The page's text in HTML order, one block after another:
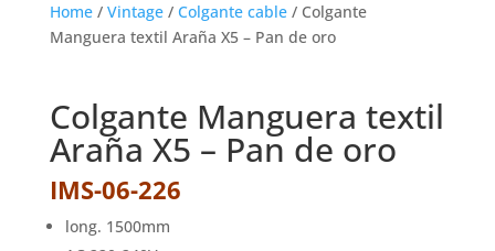
Home/ Vintage/ Colgante cable/ Colgante
Manguera textil Araña X5 – Pan de oro
Colgante Manguera textil
Araña X5 – Pan de oro
IMS-06-226
long. 1500mm